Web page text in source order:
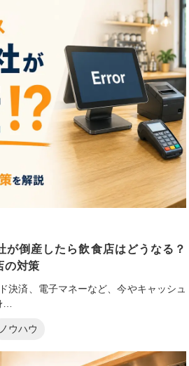
が倒産したら飲食店はどうなる？
の対策
決済、電子マネーなど、今やキャッシュ
ノウハウ